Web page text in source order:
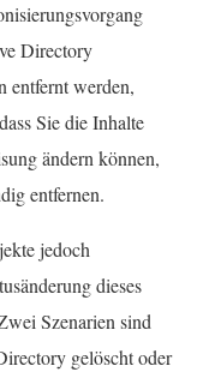
Directory
entfernt werden,
Sie die Inhalte
ändern können,
entfernen.
jedoch
dieses
Szenarien sind
gelöscht oder